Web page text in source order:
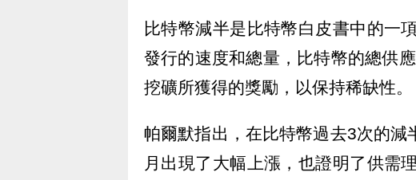
比特幣減半是比特幣白皮書中的一
發行的速度和總量，比特幣的總供
挖礦所獲得的獎勵，以保持稀缺性。
帕爾默指出，在比特幣過去3次的
月出現了大幅上漲，也證明了供需